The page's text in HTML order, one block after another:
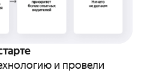
и провели